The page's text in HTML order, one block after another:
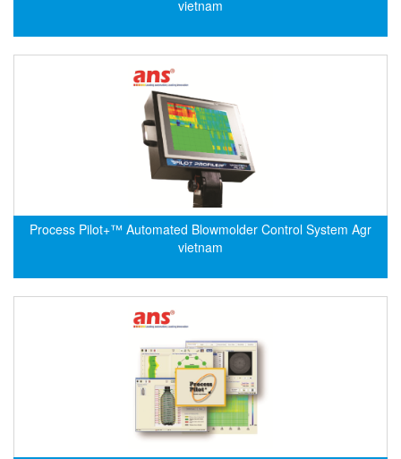
Flow-Mon
Fluke Process Instruments Vietnam
Forbes Marshall
Fortex
Fortress
Fossil Power Systems
Francia Srl Vietnam
vietnam
Process Pilot+™ Automated Blowmolder Control System Agr
vietnam